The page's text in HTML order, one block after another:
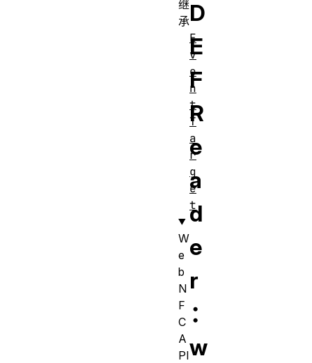
D
E
F
R
e
a
d
e
r
：
w
继
承
E
v
e
n
t
T
a
r
g
e
t
W
e
b
N
F
C
A
PI